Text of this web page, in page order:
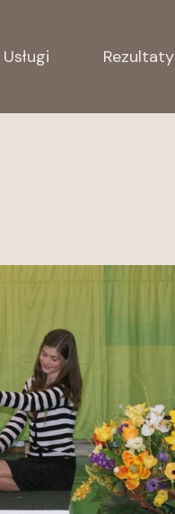
Usługi Rezultaty